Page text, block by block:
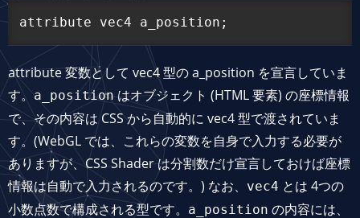
attribute 変数として vec4 型の a_position を宣言していま
す。a_positionはオブジェクト (HTML 要素) の座標情報
で、その内容は CSS から自動的に vec4 型で渡されていま
す。(WebGL では、これらの変数を自身で入力する必要が
ありますが、CSS Shader は分割数だけ宣言しておけば座標
情報は自動で入力されるのです。) なお、
vec4 とは 4つの
小数点数で構成される型です。
a_position の内容には、